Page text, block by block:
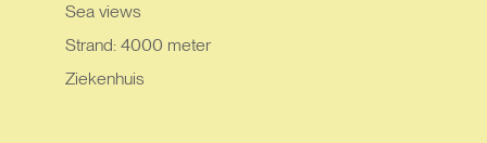
Sea views
Strand: 4000 meter
Ziekenhuis